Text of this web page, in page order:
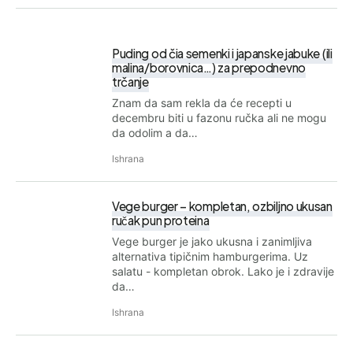
Puding od čia semenki i japanske jabuke (ili
malina/borovnica…) za prepodnevno
trčanje
Znam da sam rekla da će recepti u
decembru biti u fazonu ručka ali ne mogu
da odolim a da…
Ishrana
Vege burger – kompletan, ozbiljno ukusan
ručak pun proteina
Vege burger je jako ukusna i zanimljiva
alternativa tipičnim hamburgerima. Uz
salatu - kompletan obrok. Lako je i zdravije
da…
Ishrana